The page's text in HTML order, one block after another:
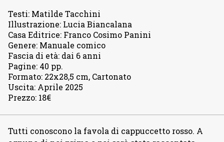
Testi: Matilde Tacchini
Illustrazione: Lucia Biancalana
Casa Editrice: Franco Cosimo Panini
Genere: Manuale comico
Fascia di età: dai 6 anni
Pagine: 40 pp.
Formato: 22x28,5 cm, Cartonato
Uscita: Aprile 2025
Prezzo: 18€
Tutti conoscono la favola di cappuccetto rosso. A